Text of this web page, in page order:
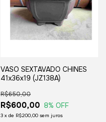
VASO SEXTAVADO CHINES
41x36x19 (JZ138A)
R$600,00
R$650,00
8% OFF
3 x de R$200,00 sem juros